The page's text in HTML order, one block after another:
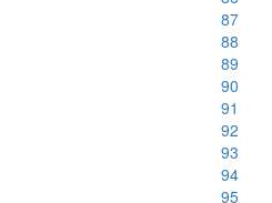
87
88
89
90
91
92
93
94
95